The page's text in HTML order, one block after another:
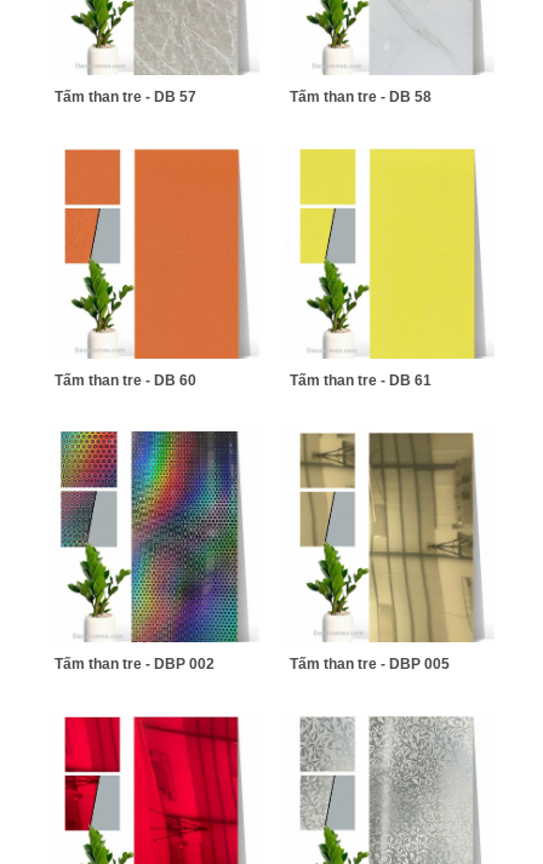
Tấm than tre - DB 57 Tấm than tre - DB 58
Tấm than tre - DB 60 Tấm than tre - DB 61
Tấm than tre - DBP 002 Tấm than tre - DBP 005